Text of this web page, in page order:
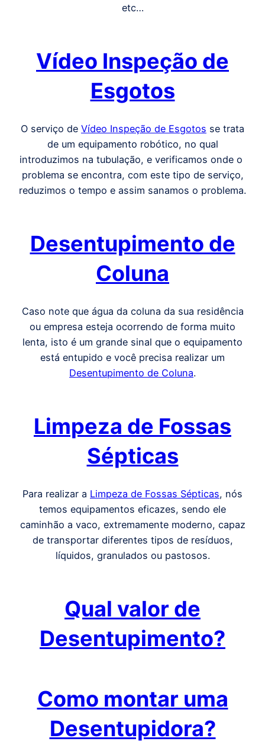
etc…
Vídeo Inspeção de
Esgotos
O serviço de Vídeo Inspeção de Esgotos se trata
de um equipamento robótico, no qual
introduzimos na tubulação, e verificamos onde o
problema se encontra, com este tipo de serviço,
reduzimos o tempo e assim sanamos o problema.
Desentupimento de
Coluna
Caso note que água da coluna da sua residência
ou empresa esteja ocorrendo de forma muito
lenta, isto é um grande sinal que o equipamento
está entupido e você precisa realizar um
Desentupimento de Coluna.
Limpeza de Fossas
Sépticas
Para realizar a Limpeza de Fossas Sépticas, nós
temos equipamentos eficazes, sendo ele
caminhão a vaco, extremamente moderno, capaz
de transportar diferentes tipos de resíduos,
líquidos, granulados ou pastosos.
Qual valor de
Desentupimento?
Como montar uma
Desentupidora?